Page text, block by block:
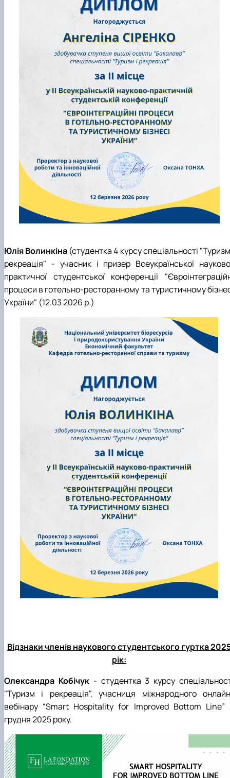
Юлія Волинкіна (студентка 4 курсу спеціальності "Туризм
рекреація" - учасник і призер Всеукраїнської
практичної студентської конференції
процеси в готельно-ресторанному та туристичному
України" (12.03 2026 р.)
Відзнаки членів наукового студентського гуртка
рік:
Олександра Кобічук- студентка 3 курсу
"Туризм і рекреація", учасниця міжнародного
вебінару “Smart Hospitality for Improved Bottom Line”
грудня 2025 року.